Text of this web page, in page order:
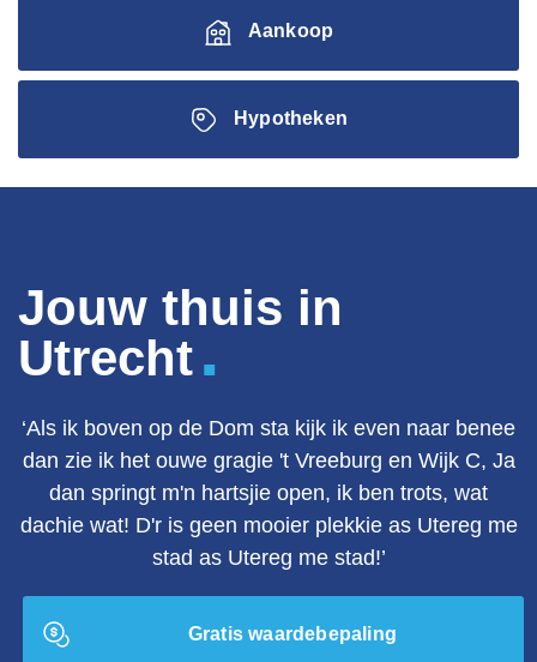
Aankoop
Hypotheken
Jouw thuis in
Utrecht.
‘Als ik boven op de Dom sta kijk ik even naar benee
dan zie ik het ouwe gragie 't Vreeburg en Wijk C, Ja
dan springt m'n hartsjie open, ik ben trots, wat
dachie wat! D'r is geen mooier plekkie as Utereg me
stad as Utereg me stad!’
Gratis waardebepaling